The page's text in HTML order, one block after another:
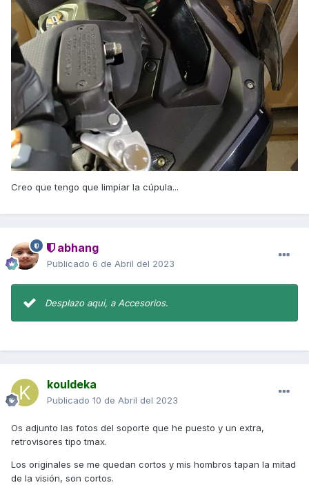
Creo que tengo que limpiar la cúpula...
abhang
Publicado 6 de Abril del 2023
Desplazo aqui, a Accesorios.
kouldeka
Publicado 10 de Abril del 2023
Os adjunto las fotos del soporte que he puesto y un extra,
retrovisores tipo tmax.
Los originales se me quedan cortos y mis hombros tapan la mitad
de la visión, son cortos.